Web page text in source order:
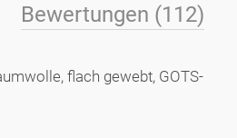
Bewertungen (112)
flach gewebt, GOTS-